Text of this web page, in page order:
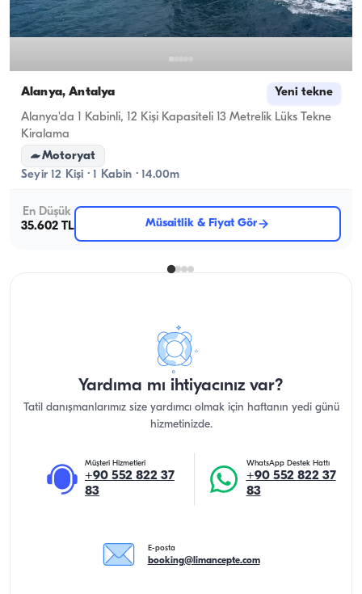
Alanya, Antalya Yeni tekne
Alanya'da 1 Kabinli, 12 Kişi Kapasiteli 13 Metrelik Lüks Tekne
Kiralama
Motoryat
Seyir 12 Kişi · 1 Kabin · 14.00m
En Düşük
35.602 TL
Müsaitlik & Fiyat Gör
Yardıma mı ihtiyacınız var?
Tatil danışmanlarımız size yardımcı olmak için haftanın yedi günü
hizmetinizde.
Müşteri Hizmetleri
+90 552 822 37
83
WhatsApp Destek Hattı
+90 552 822 37
83
E-posta
booking@limancepte.com